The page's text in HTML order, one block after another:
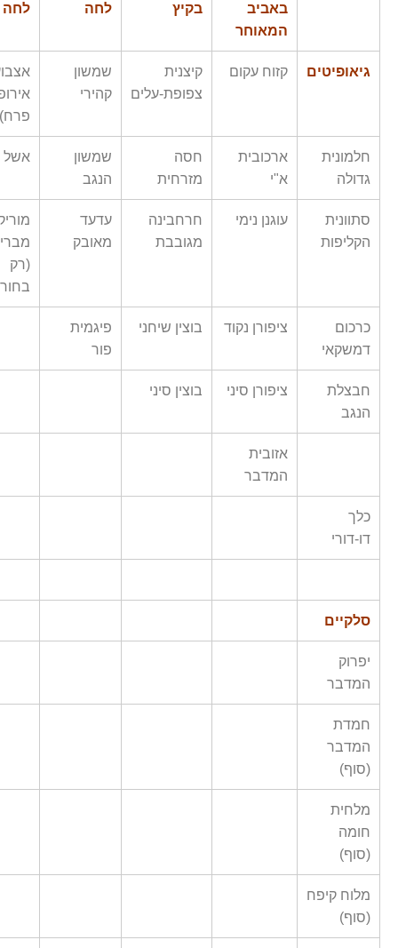
באביב
המאוחר
בקיץ
לחה
לחה
גיאופיטים קזוח עקום
קיצנית
צפופת-עלים
שמשון
קהירי
פרח)
חלמונית
גדולה
ארכובית
א"י
חסה
מזרחית
שמשון
הנגב
אשל
סתוונית
הקליפות
עוגנן נימי
חרחבינה
מגובבת
עדעד
מאובק
(רק
כרכום
דמשקאי
ציפורן נקוד בוצין שיחני
פיגמית
פור
חבצלת
הנגב
ציפורן סיני בוצין סיני
אזובית
המדבר
כלך
דו-דורי
סלקיים
יפרוק
המדבר
חמדת
המדבר
(סוף)
מלחית
חומה
(סוף)
מלוח קיפח
(סוף)